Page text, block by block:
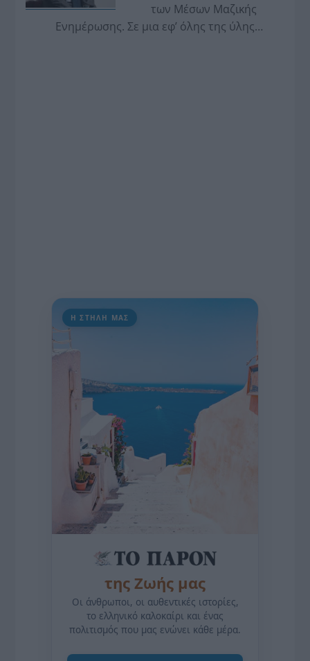
των Μέσων Μαζικής
Ενημέρωσης. Σε μια εφ’ όλης της ύλης
Η ΣΤΗΛΗ ΜΑΣ
της Ζωής μας
Οι άνθρωποι, οι αυθεντικές ιστορίες,
το ελληνικό καλοκαίρι και ένας
πολιτισμός που μας ενώνει κάθε μέρα.